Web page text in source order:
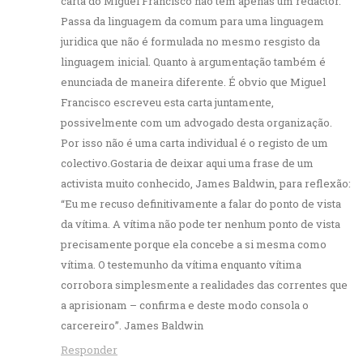
Passa da linguagem da comum para uma linguagem
juridica que não é formulada no mesmo resgisto da
linguagem inicial. Quanto à argumentação também é
enunciada de maneira diferente. É obvio que Miguel
Francisco escreveu esta carta juntamente,
possivelmente com um advogado desta organização.
Por isso não é uma carta individual é o registo de um
colectivo.Gostaria de deixar aqui uma frase de um
activista muito conhecido, James Baldwin, para reflexão:
“Eu me recuso definitivamente a falar do ponto de vista
da vítima. A vítima não pode ter nenhum ponto de vista
precisamente porque ela concebe a si mesma como
vítima. O testemunho da vítima enquanto vítima
corrobora simplesmente a realidades das correntes que
a aprisionam – confirma e deste modo consola o
carcereiro”. James Baldwin
Responder